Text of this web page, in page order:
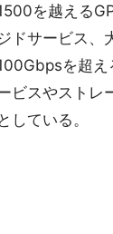
を越える
ドサービス、
を超え
ビスやストレ
している。